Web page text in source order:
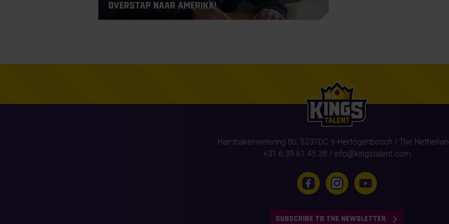
overstap naar Amerika!
Hambakenwetering 8b, 5231DC 's-Hertogenbosch / The
+31 6 39 61 45 38 / info@kingstalent.com
SUBSCRIBE TO THE NEWSLETTER